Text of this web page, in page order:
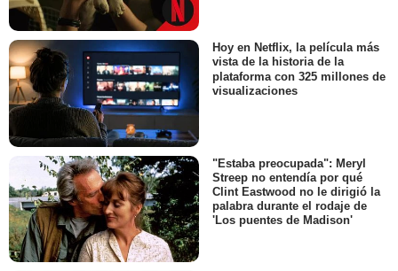
Hoy en Netflix, la película más
vista de la historia de la
plataforma con 325 millones de
visualizaciones
"Estaba preocupada": Meryl
Streep no entendía por qué
Clint Eastwood no le dirigió la
palabra durante el rodaje de
'Los puentes de Madison'